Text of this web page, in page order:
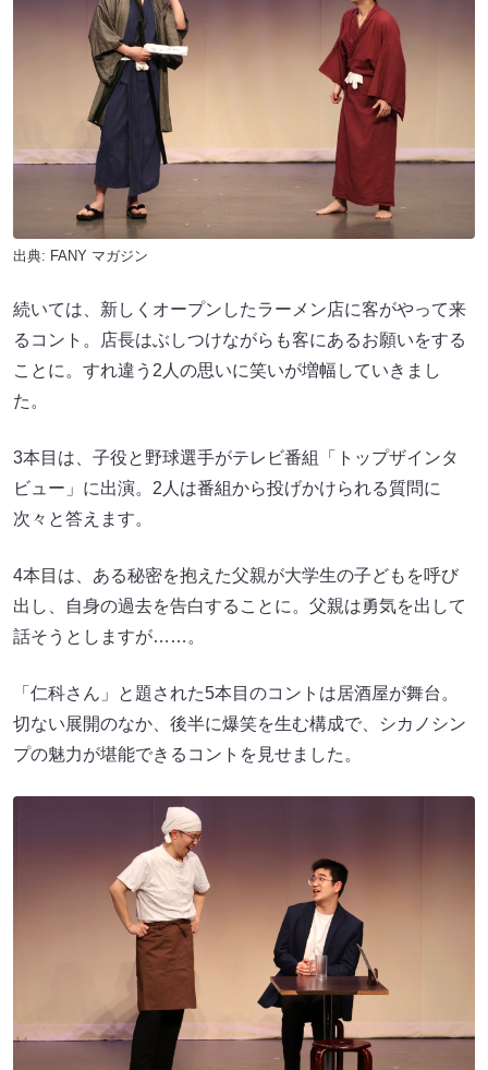
出典: FANY マガジン
続いては、新しくオープンしたラーメン店に客がやって来
るコント。店長はぶしつけながらも客にあるお願いをする
ことに。すれ違う2人の思いに笑いが増幅していきまし
た。
3本目は、子役と野球選手がテレビ番組「トップザインタ
ビュー」に出演。2人は番組から投げかけられる質問に
次々と答えます。
4本目は、ある秘密を抱えた父親が大学生の子どもを呼び
出し、自身の過去を告白することに。父親は勇気を出して
話そうとしますが……。
「仁科さん」と題された5本目のコントは居酒屋が舞台。
切ない展開のなか、後半に爆笑を生む構成で、シカノシン
プの魅力が堪能できるコントを見せました。